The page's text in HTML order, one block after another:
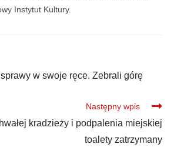
Instytut Kultury.
w swoje ręce. Zebrali górę
Następny wpis
kradzieży i podpalenia miejskiej
toalety zatrzymany